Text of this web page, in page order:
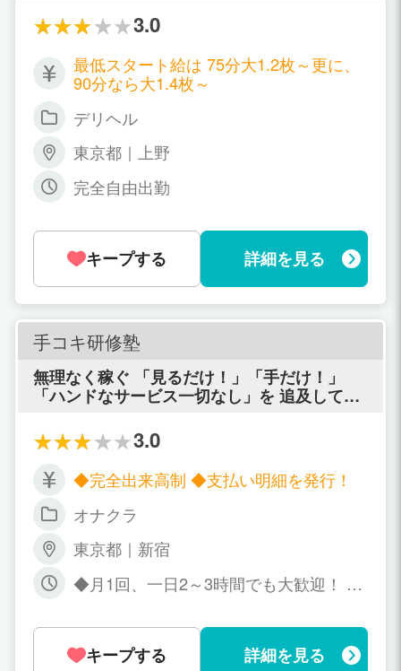
イ、全て完璧解決！ ・10以上の資格取得学習
の全額費用負担！ ・他店と全く違うのが、指
名が取れなくても給与が上がる独自のシステ
ム！ 「ノーハンドで楽しませる人妻」だから
実現できる様々な待遇！子供の為にも、稼ぐ
と同時に「資格取得」で、将来の不安を解
消！
3.0
最低スタート給は 75分大1.2枚～更に、
90分なら大1.4枚～
デリヘル
東京都｜上野
完全自由出勤
キープする 詳細を見る
手コキ研修塾
無理なく稼ぐ 「見るだけ！」「手だけ！」
「ハンドなサービス一切なし」を 追及して人
ないことはやらない」で大丈夫！
3.0
◆完全出来高制 ◆支払い明細を発行！
オナクラ
東京都｜新宿
◆月1回、一日2～3時間でも大歓迎！ ◆
時」、新橋店は「昼12時～夜23時」のお
好きな時間で働いて下さい。
キープする 詳細を見る